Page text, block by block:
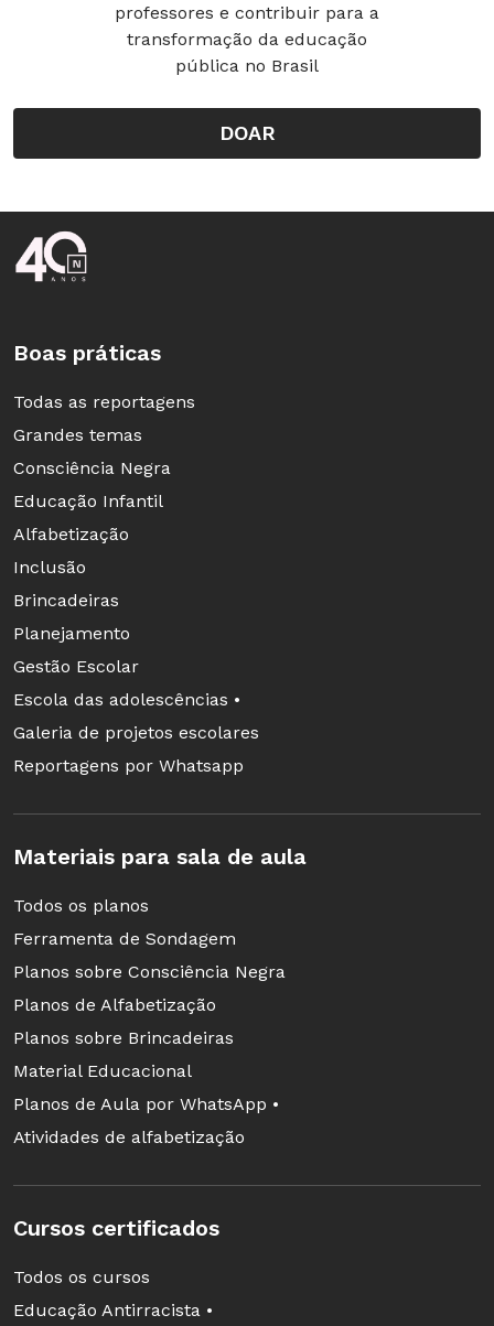
professores e contribuir para a
transformação da educação
pública no Brasil
DOAR
Rodapé da Nova Escola
Boas práticas
Todas as reportagens
Grandes temas
Consciência Negra
Educação Infantil
Alfabetização
Inclusão
Brincadeiras
Planejamento
Gestão Escolar
Escola das adolescências •
Galeria de projetos escolares
Reportagens por Whatsapp
Materiais para sala de aula
Todos os planos
Ferramenta de Sondagem
Planos sobre Consciência Negra
Planos de Alfabetização
Planos sobre Brincadeiras
Material Educacional
Planos de Aula por WhatsApp •
Atividades de alfabetização
Cursos certificados
Todos os cursos
Educação Antirracista •